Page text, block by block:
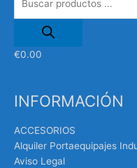
€0.00
INFORMACIÓN
ACCESORIOS
Alquiler Portaequipajes
Aviso Legal